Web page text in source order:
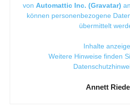
von Automattic Inc. (Gravatar)
können personenbezogene
übermittelt
Inhalte
Weitere Hinweise finden
Annett